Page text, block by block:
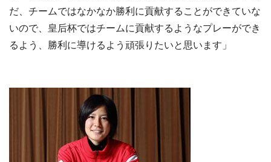
だ、チームではなかなか勝利に貢献することができていな
いので、皇后杯ではチームに貢献するようなプレーができ
るよう、勝利に導けるよう頑張りたいと思います」